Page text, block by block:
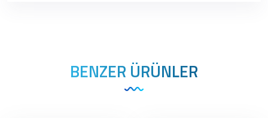
BENZER ÜRÜNLER